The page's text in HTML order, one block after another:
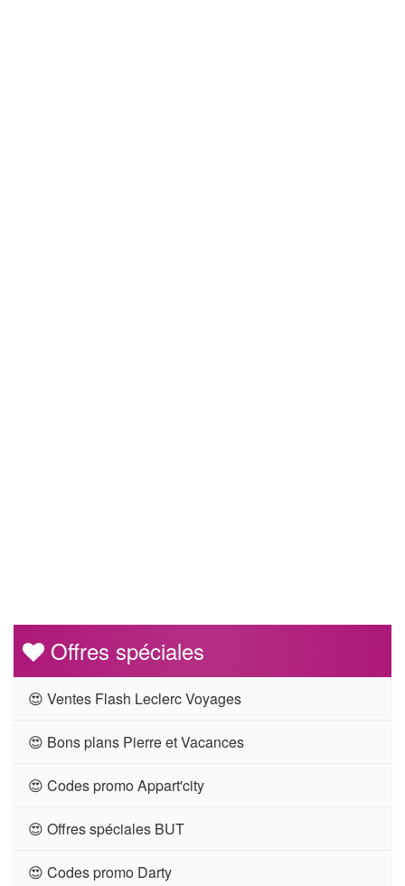
Offres spéciales
😍 Ventes Flash Leclerc Voyages
😍 Bons plans Pierre et Vacances
😍 Codes promo Appart'city
😍 Offres spéciales BUT
😍 Codes promo Darty